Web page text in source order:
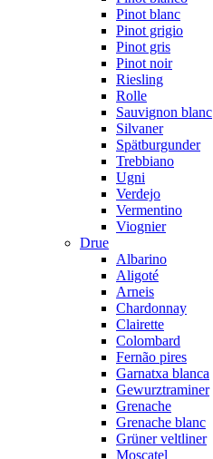
Pinot blanc
Pinot grigio
Pinot gris
Pinot noir
Riesling
Rolle
Sauvignon blanc
Silvaner
Spätburgunder
Trebbiano
Ugni
Verdejo
Vermentino
Viognier
Drue
Albarino
Aligoté
Arneis
Chardonnay
Clairette
Colombard
Fernão pires
Garnatxa blanca
Gewurztraminer
Grenache
Grenache blanc
Grüner veltliner
Moscatel